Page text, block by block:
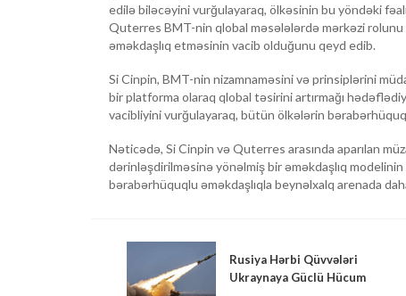
edilə biləcəyini vurğulayaraq, ölkəsinin bu yöndəki
Quterres BMT-nin qlobal məsələlərdə mərkəzi
əməkdaşlıq etməsinin vacib olduğunu qeyd edib.
Si Cinpin, BMT-nin nizamnaməsini və prinsiplərini
bir platforma olaraq qlobal təsirini artırmağı
vacibliyini vurğulayaraq, bütün ölkələrin
Nəticədə, Si Cinpin və Quterres arasında aparılan
dərinləşdirilməsinə yönəlmiş bir əməkdaşlıq
bərabərhüquqlu əməkdaşlıqla beynəlxalq arenada
Rusiya Hərbi Qüvvələri
Ukraynaya Güclü Hücum